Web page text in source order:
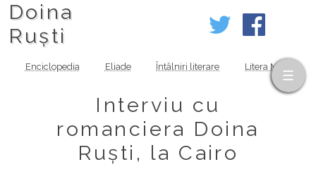
Doina
Ruști
Enciclopedia Eliade Întâlniri literare Litera MOV
Interviu cu
romanciera Doina
Ruști, la Cairo